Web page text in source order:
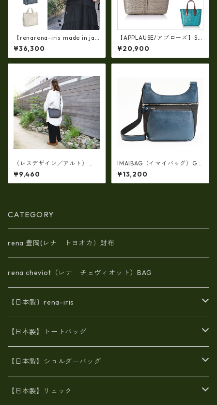
【renarena-iris made in jap
an】(日本製 軽量・牛革製品・
エナメルクロコ・マザーマル
チバッグ ir-668 牛革 エナメル
¥36,300
【APPLAUSE/アプローズ】SA
FARI series 型押し クロコ レ
ザー トート ap-3739
¥20,900
（レスデザイン／アルト）
（日本製）牛革オイルシュリ
ンク サコッシュ ショルダ
ー AMSB-1329
¥9,460
IMAIBAG（イマイバッグ）GE
NOVA斜め掛けメッセンジャー
ショルダー（日本製）ri-2747
¥13,200
CATEGORY
rena 豊岡(レナ トヨオカ）財布
rena cheviot（レナ チェヴィオット）BAG
【日本製〕rena-iris
エナメル（パテント）レザー
牛革製品トート・ショルダー
牛革製品リュック
【日本製】トートバッグ
火山灰染めバッグ
8号帆布
ヌメ革バッグ
【日本製】ショルダーバッグ
漂流ロープバッグ
【日本製】リュック